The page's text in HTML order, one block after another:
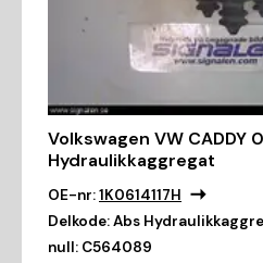
Volkswagen VW CADDY
Hydraulikkaggregat
OE-nr:1K0614117H
Delkode:Abs
null: C564089